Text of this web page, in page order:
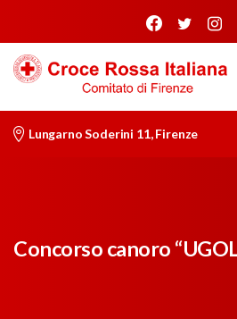
Lungarno Soderini 11, Firenze
Concorso canoro